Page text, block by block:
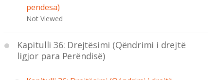
pendesa)
Not Viewed
Kapitulli 36: Drejtësimi (Qëndrimi i drejtë
ligjor para Perëndisë)